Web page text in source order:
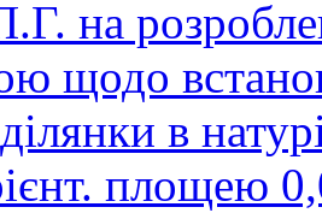
на
щодо
в
площею